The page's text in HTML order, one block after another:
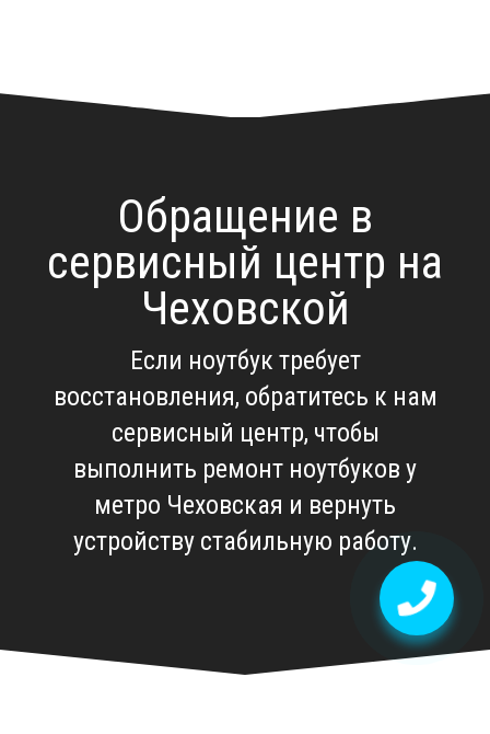
Обращение в
сервисный центр на
Чеховской
Если ноутбук требует
восстановления, обратитесь к нам
сервисный центр, чтобы
выполнить ремонт ноутбуков у
метро Чеховская и вернуть
устройству стабильную работу.